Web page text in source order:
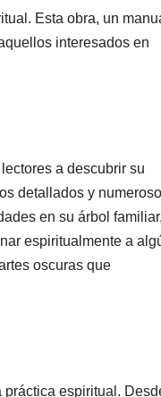
Esta obra, un
interesados en
a descubrir su
detallados y
en su árbol familiar,
espiritualmente a
oscuras que
espiritual.